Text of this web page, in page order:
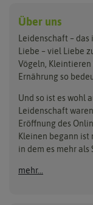
Kräutersamen
Obstsamen
Pilzbrut
Rasensamen
Steckzwiebeln
Zimmer &
Kataloge
Schnäppchen
Anzucht &
Anzuchtschalen
Benary
Bingenheimer
Bionana
BIOWOL
Blumicorn
Bûten Birds
Über uns
Leidenschaft –
Liebe – viel Liebe
Vögeln, Kleintieren
Ernährung so
Und so ist es wohl
Leidenschaft
Eröffnung des
Kleinen begann ist
in dem es mehr als
mehr...